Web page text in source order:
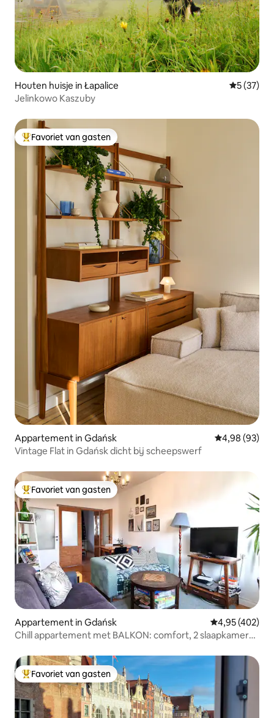
Houten huisje in Łapalice
5 (37)
Jelinkowo Kaszuby
Topfavoriet van gasten
Favoriet van gasten
Appartement in Gdańsk Gemiddelde
4,98 (93)
Vintage Flat in Gdańsk dicht bij scheepswerf
Topfavoriet van gasten
Favoriet van gasten
Appartement in Gdańsk Gemiddelde
4,95 (402)
Chill appartement met BALKON: comfort, 2 slaapkamers,
Topfavoriet van gasten
Favoriet van gasten